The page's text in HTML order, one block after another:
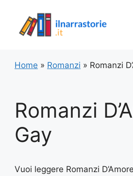
contenuto
Home » Romanzi » Romanzi
Romanzi
Gay
Vuoi leggere Romanzi